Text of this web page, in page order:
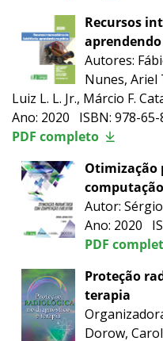
Recursos
Autores:
Nunes, Ariel
Luiz L. L. Jr., Márcio F.
Ano: 2020 ISBN: 978-65-
PDF completo
Otimização
Autor:
Ano: 2020
PDF
Proteção
terapia
Dorow,